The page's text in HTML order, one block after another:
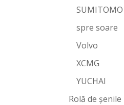
SUMITOMO
spre soare
Volvo
XCMG
YUCHAI
Rolă de șenile